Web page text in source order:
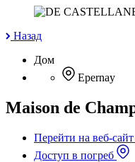
Назад
Дом
Epernay
Maison de
Перейти на веб-сайт
Доступ в погреб